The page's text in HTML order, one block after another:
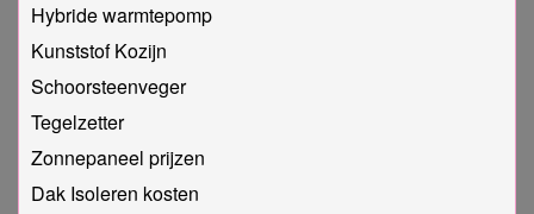
Hybride warmtepomp
Kunststof Kozijn
Schoorsteenveger
Tegelzetter
Zonnepaneel prijzen
Dak Isoleren kosten